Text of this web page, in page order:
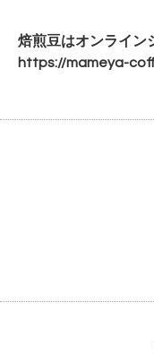
焙煎豆はオンライン
https://mameya-